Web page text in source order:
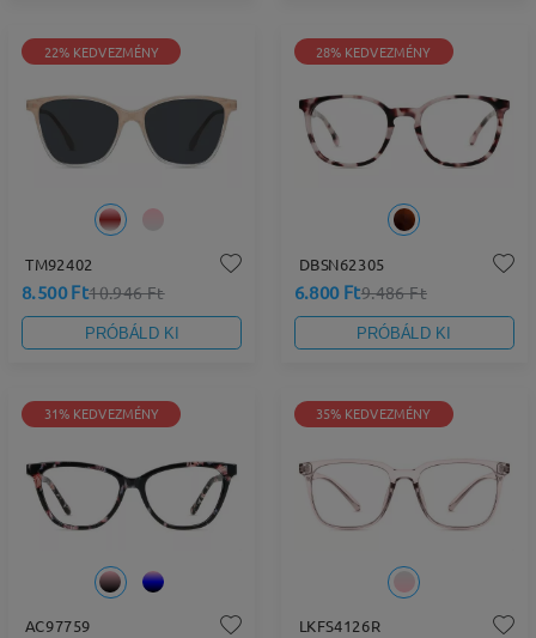
22% KEDVEZMÉNY
TM92402
8.500 Ft10.946 Ft
PRÓBÁLD KI
28% KEDVEZMÉNY
DBSN62305
6.800 Ft9.486 Ft
PRÓBÁLD KI
31% KEDVEZMÉNY
AC97759
35% KEDVEZMÉNY
LKFS4126R